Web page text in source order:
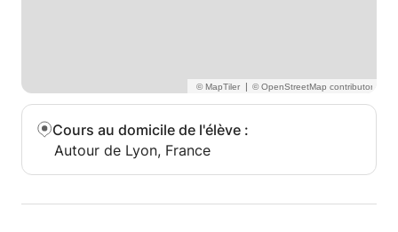
|
Cours au domicile de l'élève :
Autour de Lyon, France